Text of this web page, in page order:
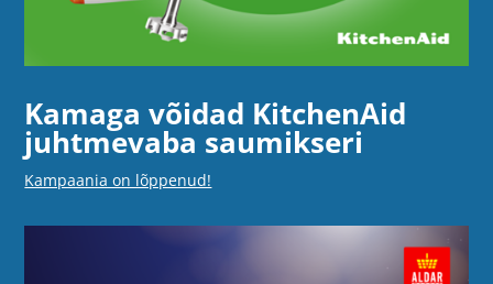
Kamaga võidad KitchenAid
juhtmevaba saumikseri
Kampaania on lõppenud!